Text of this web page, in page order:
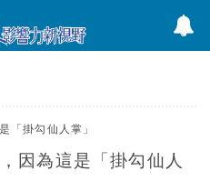
因為這是「掛勾仙人